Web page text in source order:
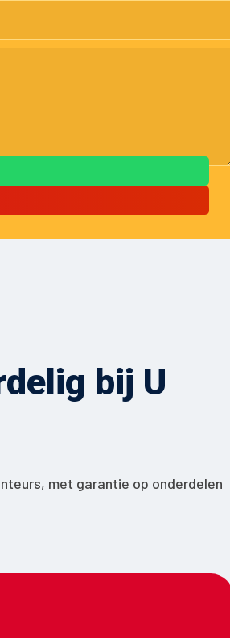
bij U
met garantie op onderdelen